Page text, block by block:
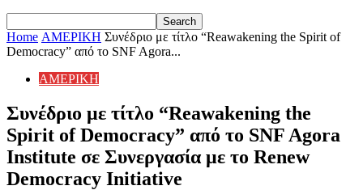
Home ΑΜΕΡΙΚΗ Συνέδριο με τίτλο “Reawakening the Spirit of
Democracy” από το SNF Agora...
ΑΜΕΡΙΚΗ
Συνέδριο με τίτλο “Reawakening the
Spirit of Democracy” από το SNF Agora
Institute σε Συνεργασία με το Renew
Democracy Initiative